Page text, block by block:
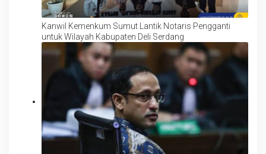
Kanwil Kemenkum Sumut Lantik Notaris Pengganti
untuk Wilayah Kabupaten Deli Serdang